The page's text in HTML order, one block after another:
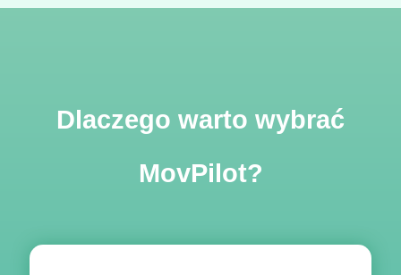
Dlaczego warto wybrać
MovPilot?